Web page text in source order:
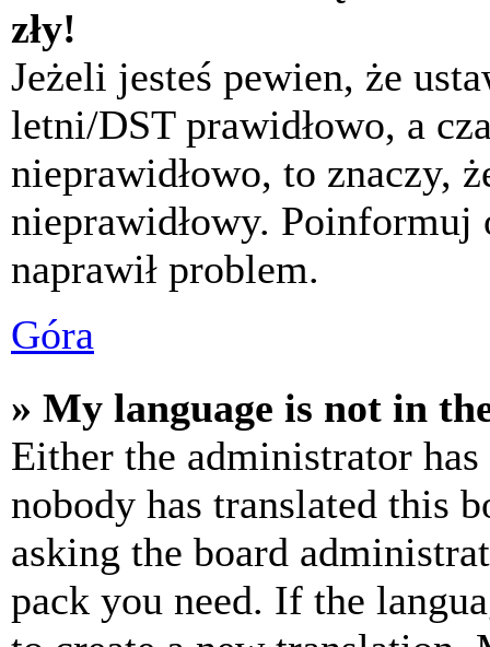
zły!
Jeżeli jesteś pewien, że
letni/DST prawidłowo, a
nieprawidłowo, to znaczy,
nieprawidłowy.
naprawił problem.
Góra
» My language is not in
Either the administrator
nobody has translated this
asking the board
pack you need. If the